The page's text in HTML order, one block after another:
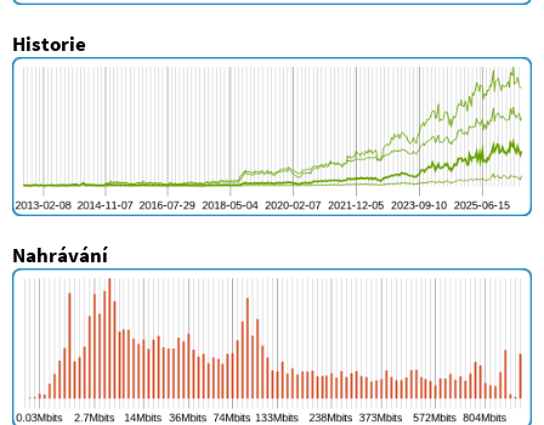
Historie
Nahrávání